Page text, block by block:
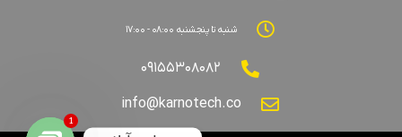
شنبه تا پنجشنبه ۰۸:۰۰ - ۱۷:۰۰
۰۹۱۵۵۳۰۸۰۸۲
info@karnotech.co
1